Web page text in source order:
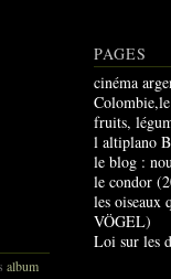
album
PAGES
cinéma
fruits,
l altiplano
le blog :
le condor
les oiseaux
VÖGEL)
Loi sur les